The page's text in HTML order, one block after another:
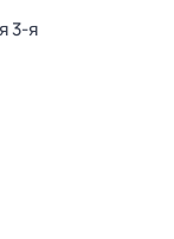
3-я